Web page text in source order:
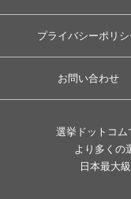
プライバシーポリシ
お問い合わせ
選挙ドットコム
より多くの
日本最大